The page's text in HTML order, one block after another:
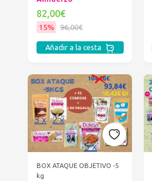
82,00€
15% 96,00€
Añadir a la cesta
BOX ATAQUE OBJETIVO -5
kg